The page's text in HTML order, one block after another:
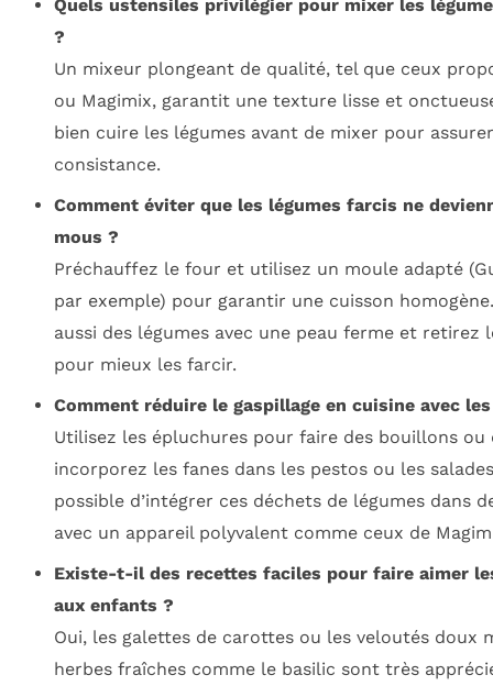
Quels ustensiles privilégier pour mixer les
?
Un mixeur plongeant de qualité, tel que ceux
ou Magimix, garantit une texture lisse et
bien cuire les légumes avant de mixer pour
consistance.
Comment éviter que les légumes farcis ne
mous ?
Préchauffez le four et utilisez un moule adapté
par exemple) pour garantir une cuisson
aussi des légumes avec une peau ferme et retirez
pour mieux les farcir.
Comment réduire le gaspillage en cuisine avec
Utilisez les épluchures pour faire des bouillons ou
incorporez les fanes dans les pestos ou les
possible d’intégrer ces déchets de légumes dans
avec un appareil polyvalent comme ceux de
Existe-t-il des recettes faciles pour faire aimer
aux enfants ?
Oui, les galettes de carottes ou les veloutés doux
herbes fraîches comme le basilic sont très